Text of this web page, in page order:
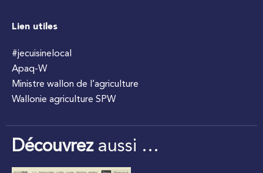
Lien utiles
#jecuisinelocal
Apaq-W
Ministre wallon de l’agriculture
Wallonie agriculture SPW
Découvrezaussi …